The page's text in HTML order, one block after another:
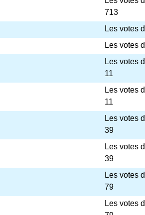
713
Les votes
Les votes
Les votes
11
Les votes
11
Les votes
39
Les votes
39
Les votes
79
Les votes